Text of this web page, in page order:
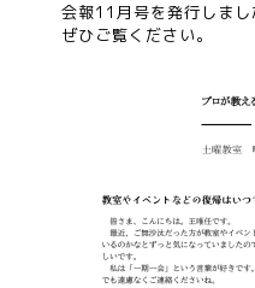
会報11月号を発行しまし
ぜひご覧ください。